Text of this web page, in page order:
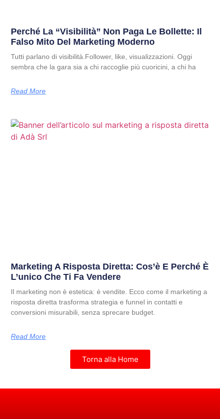
Perché La “visibilità” Non Paga Le Bollette: Il
Falso Mito Del Marketing Moderno
Tutti parlano di visibilità.Follower, like, visualizzazioni. Oggi
sembra che la gara sia a chi raccoglie più cuoricini, a chi ha
Read More
Marketing A Risposta Diretta: Cos’è E Perché È
L’unico Che Ti Fa Vendere
Il marketing non è estetica: è vendite. Ecco come il marketing a
risposta diretta trasforma strategia e funnel in contatti e
conversioni misurabili, senza sprecare budget.
Read More
Torna alla Home